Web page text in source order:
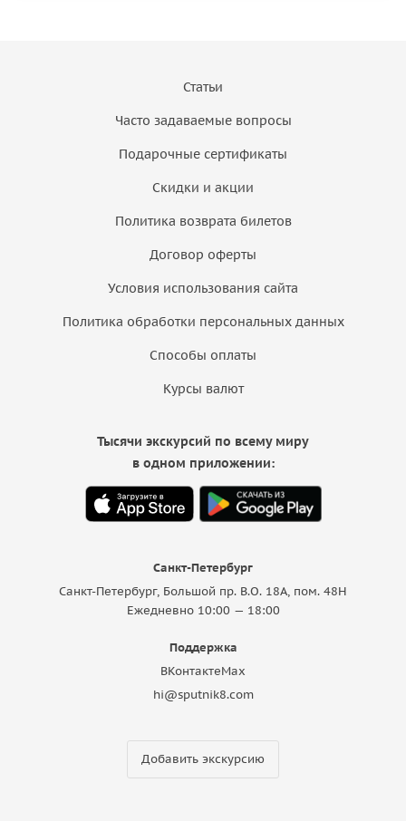
Статьи
Часто задаваемые вопросы
Подарочные сертификаты
Скидки и акции
Политика возврата билетов
Договор оферты
Условия использования сайта
Политика обработки персональных данных
Способы оплаты
Курсы валют
Санкт-Петербург
Санкт-Петербург, Большой пр. В.О. 18A, пом. 48Н
Ежедневно 10:00 — 18:00
Поддержка
ВКонтактеMax
hi@sputnik8.com
Добавить экскурсию
Тысячи экскурсий по всему миру
в одном приложении: